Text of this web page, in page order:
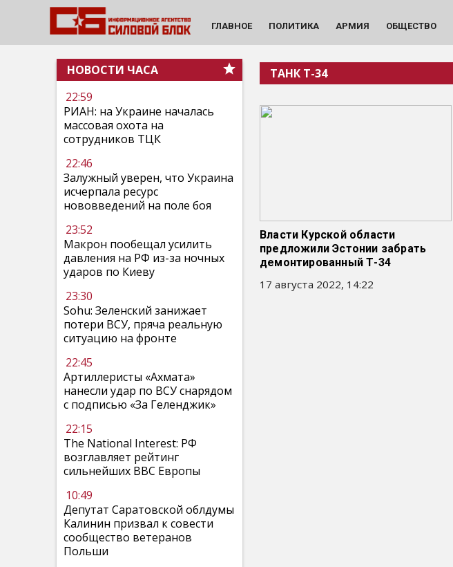
ГЛАВНОЕ ПОЛИТИКА АРМИЯ ОБЩЕСТВО
НОВОСТИ ЧАСА
22:59
РИАН: на Украине началась
массовая охота на
сотрудников ТЦК
22:46
Залужный уверен, что Украина
исчерпала ресурс
нововведений на поле боя
23:52
Макрон пообещал усилить
давления на РФ из-за ночных
ударов по Киеву
23:30
Sohu: Зеленский занижает
потери ВСУ, пряча реальную
ситуацию на фронте
22:45
Артиллеристы «Ахмата»
нанесли удар по ВСУ снарядом
с подписью «За Геленджик»
22:15
The National Interest: РФ
возглавляет рейтинг
сильнейших ВВС Европы
10:49
Депутат Саратовской облдумы
Калинин призвал к совести
сообщество ветеранов
Польши
ТАНК Т-34
Власти Курской области
предложили Эстонии забрать
демонтированный Т-34
17 августа 2022, 14:22